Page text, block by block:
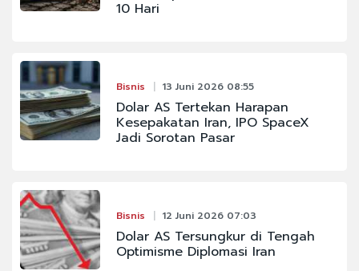
10 Hari
Bisnis 13 Juni 2026 08:55
Dolar AS Tertekan Harapan
Kesepakatan Iran, IPO SpaceX
Jadi Sorotan Pasar
Bisnis 12 Juni 2026 07:03
Dolar AS Tersungkur di Tengah
Optimisme Diplomasi Iran